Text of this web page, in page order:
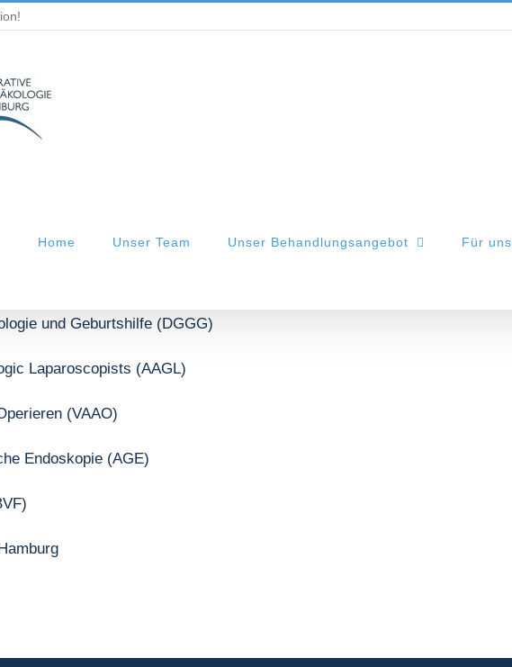
Home Unser Team Unser Behandlungsangebot Für
und Geburtshilfe (DGGG)
Laparoscopists (AAGL)
(VAAO)
Endoskopie (AGE)